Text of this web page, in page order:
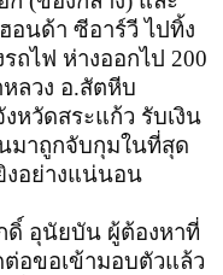
อนด้า ซีอาร์วี ไปทิ้ง
ถไฟ ห่างออกไป 200
ลวง อ.สัตหีบ
หวัดสระแก้ว รับเงิน
มาถูกจับกุมในที่สุด
งอย่างแน่นอน
ดิ์ อุนัยบัน ผู้ต้องหาที่
อขอเข้ามอบตัวแล้ว